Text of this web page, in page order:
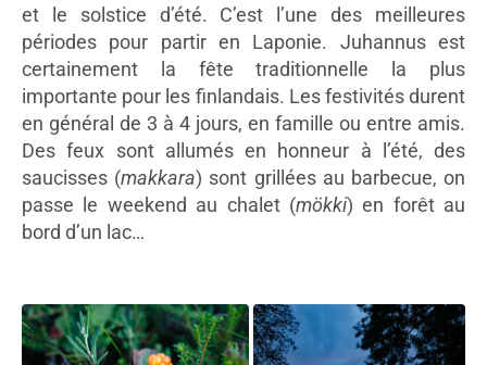
et le solstice d’été. C’est l’une des meilleures
périodes pour partir en Laponie. Juhannus est
certainement la fête traditionnelle la plus
importante pour les finlandais. Les festivités durent
en général de 3 à 4 jours, en famille ou entre amis.
Des feux sont allumés en honneur à l’été, des
saucisses (makkara) sont grillées au barbecue, on
passe le weekend au chalet (mökki) en forêt au
bord d’un lac…